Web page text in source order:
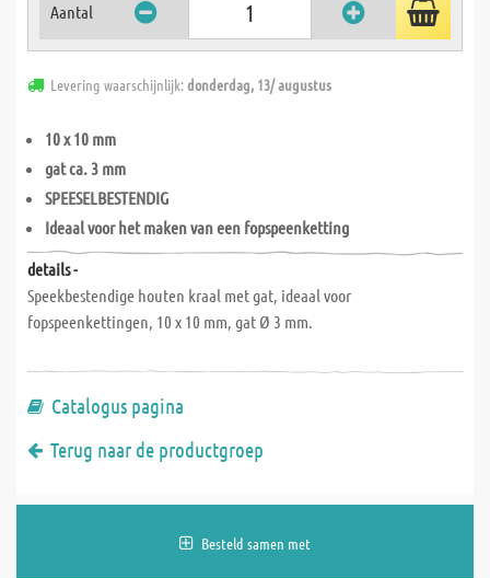
Aantal
Levering waarschijnlijk:donderdag, 13/ augustus
10 x 10 mm
gat ca. 3 mm
SPEESELBESTENDIG
Ideaal voor het maken van een fopspeenketting
details -
Speekbestendige houten kraal met gat, ideaal voor
fopspeenkettingen, 10 x 10 mm, gat Ø 3 mm.
Catalogus pagina
Terug naar de productgroep
Besteld samen met